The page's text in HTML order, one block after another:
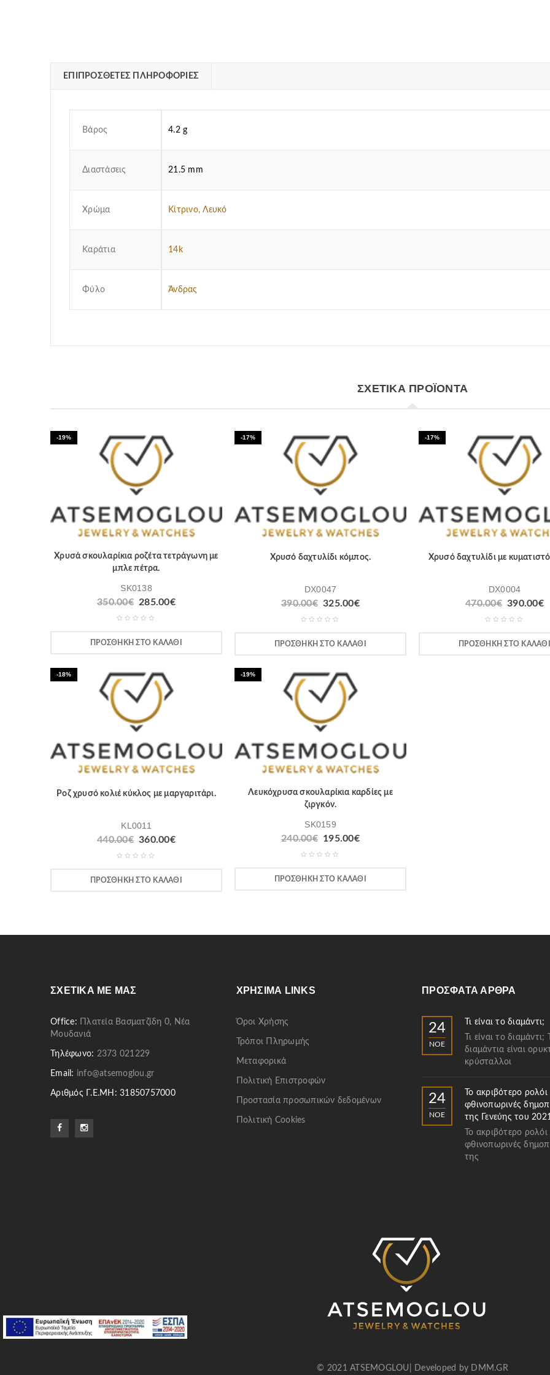
ΕΠΙΠΡΌΣΘΕΤΕΣ ΠΛΗΡΟΦΟΡΊΕΣ
Βάρος 4.2 g
Διαστάσεις 21.5 mm
Χρώμα Κίτρινο, Λευκό
Καράτια 14k
Φύλο Άνδρας
ΣΧΕΤΙΚΆ ΠΡΟΪΌΝΤΑ
-19%
Χρυσά σκουλαρίκια ροζέτα τετράγωνη με
μπλε πέτρα.
SK0138
350.00€ 285.00€
ΠΡΟΣΘΉΚΗ ΣΤΟ ΚΑΛΆΘΙ
-17%
Χρυσό δαχτυλίδι κόμπος.
DX0047
390.00€ 325.00€
ΠΡΟΣΘΉΚΗ ΣΤΟ ΚΑΛΆΘΙ
-17%
Χρυσό δαχτυλίδι με
DX0004
470.00€ 390.00€
ΠΡΟΣΘΉΚΗ ΣΤΟ ΚΑΛΆΘΙ
-18%
Ροζ χρυσό κολιέ κύκλος με μαργαριτάρι.
KL0011
440.00€ 360.00€
ΠΡΟΣΘΉΚΗ ΣΤΟ ΚΑΛΆΘΙ
-19%
Λευκόχρυσα σκουλαρίκια καρδίες με
ζιργκόν.
SK0159
240.00€ 195.00€
ΠΡΟΣΘΉΚΗ ΣΤΟ ΚΑΛΆΘΙ
ΣΧΕΤΙΚΆ ΜΕ ΜΑΣ
Office:
Πλατεία Βασματζίδη 0, Νέα
Μουδανιά
Τηλέφωνο: 2373 021229
Email: info@atsemoglou.gr
Αριθμός Γ.Ε.ΜΗ: 31850757000
ΧΡΉΣΙΜΑ LINKS
Όροι Χρήσης
Τρόποι Πληρωμής
Μεταφορικά
Πολιτική Επιστροφών
Προστασία προσωπικών δεδομένων
Πολιτική Cookies
ΠΡΌΣΦΑΤΑ ΆΡΘΡΑ
24
ΝΟΈ
Τι είναι το διαμάντι;
Τι είναι το διαμάντι;
διαμάντια είναι
κρύσταλλοι
24
ΝΟΈ
Το ακριβότερο
φθινοπωρινές
της Γενεύης του
Το ακριβότερο
φθινοπωρινές
της
© 2021 ATSEMOGLOU| Developed by DMM.GR